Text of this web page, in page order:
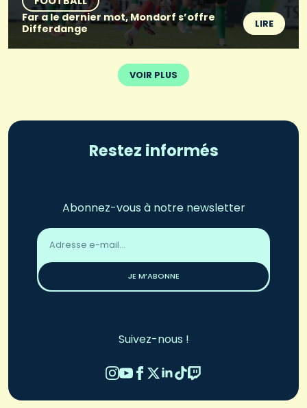
Far a le dernier mot, Mondorf s’offre
Differdange
LIRE
VOIR PLUS
Restez informés
Abonnez-vous à notre newsletter
Adresse
email
JE M’ABONNE
Suivez-nous !